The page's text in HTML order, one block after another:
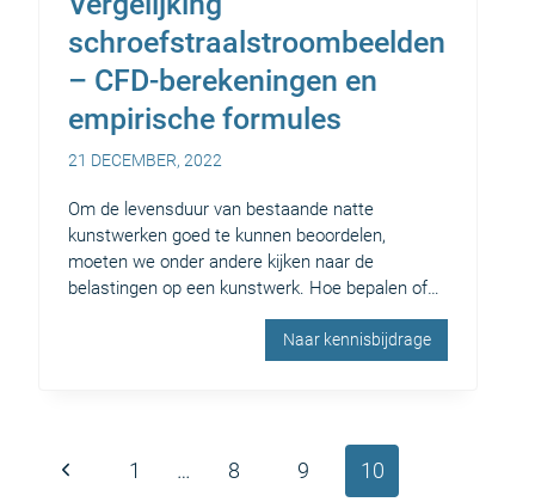
schroefstraalstroombeelden
– CFD-berekeningen en
empirische formules
21 DECEMBER, 2022
Om de levensduur van bestaande natte
kunstwerken goed te kunnen beoordelen,
moeten we onder andere kijken naar de
belastingen op een kunstwerk. Hoe bepalen of…
Naar kennisbijdrage
Paginanavigatie
Vorige
1 … 8 9 10